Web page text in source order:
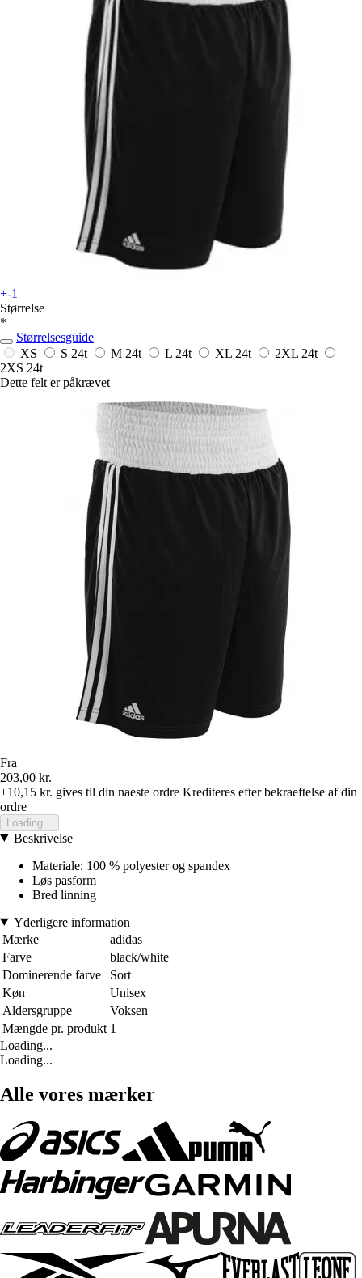
+-1
Størrelse
*
Størrelsesguide
XS
S 24t M 24t L 24t XL 24t 2XL 24t
2XS 24t
Dette felt er påkrævet
Fra
203,00 kr.
+10,15 kr. gives til din naeste ordre Krediteres efter bekraeftelse af din
ordre
Loading...
Beskrivelse
Materiale: 100 % polyester og spandex
Løs pasform
Bred linning
Yderligere information
Mærke
adidas
Farve
black/white
Dominerende farve
Sort
Køn
Unisex
Aldersgruppe
Voksen
Mængde pr. produkt 1
Loading...
Loading...
Alle vores mærker